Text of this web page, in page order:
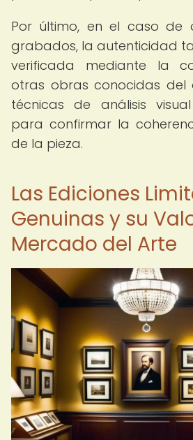
Por último, en el caso
grabados, la autenticidad
verificada mediante la
otras obras conocidas del
técnicas de análisis
para confirmar la
de la pieza.
Las Ediciones
Genuinas y su
Mercado del Arte